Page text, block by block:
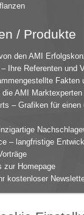
/ Produkte
den AMI
Ihre Referenten und
Fakten
die AMI Marktexperten
– Grafiken für einen
– langfristige
zur Homepage
kostenloser